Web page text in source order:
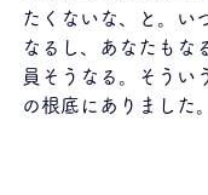
たくないな、と。い
なるし、あなたもな
員そうなる。そうい
の根底にありました。